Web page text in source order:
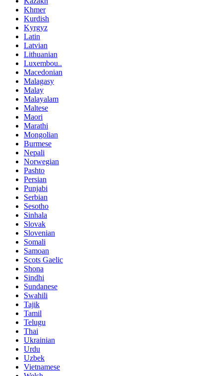
Khmer
Kurdish
Kyrgyz
Latin
Latvian
Lithuanian
Luxembou..
Macedonian
Malagasy
Malay
Malayalam
Maltese
Maori
Marathi
Mongolian
Burmese
Nepali
Norwegian
Pashto
Persian
Punjabi
Serbian
Sesotho
Sinhala
Slovak
Slovenian
Somali
Samoan
Scots Gaelic
Shona
Sindhi
Sundanese
Swahili
Tajik
Tamil
Telugu
Thai
Ukrainian
Urdu
Uzbek
Vietnamese